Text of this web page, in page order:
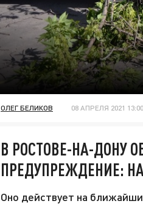
ОЛЕГ БЕЛИКОВ 08 АПРЕЛЯ 2021 13:00
В РОСТОВЕ-НА-ДОНУ
ПРЕДУПРЕЖДЕНИЕ:
Оно действует на